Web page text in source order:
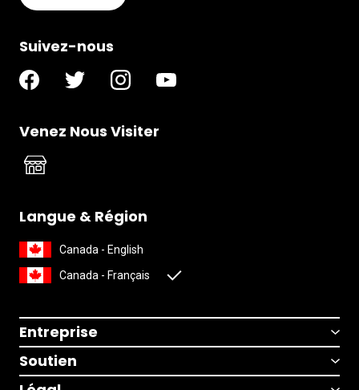
Suivez-nous
Venez Nous Visiter
Langue & Région
Canada - English
Canada - Français
Entreprise
Soutien